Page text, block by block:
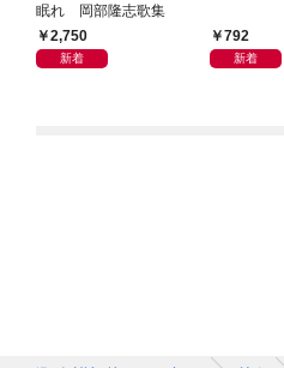
眠れ 岡部隆志歌集
2,750
新着
792
新着